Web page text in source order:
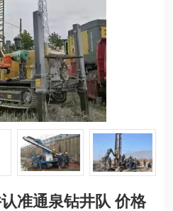
准通泉钻井队 价格